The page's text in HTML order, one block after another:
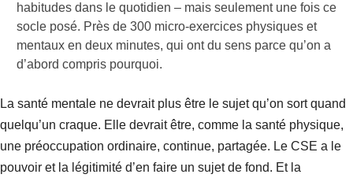
habitudes dans le quotidien – mais seulement une fois ce
socle posé. Près de 300 micro-exercices physiques et
mentaux en deux minutes, qui ont du sens parce qu’on a
d’abord compris pourquoi.
La santé mentale ne devrait plus être le sujet qu’on sort quand
quelqu’un craque. Elle devrait être, comme la santé physique,
une préoccupation ordinaire, continue, partagée. Le CSE a le
pouvoir et la légitimité d’en faire un sujet de fond. Et la